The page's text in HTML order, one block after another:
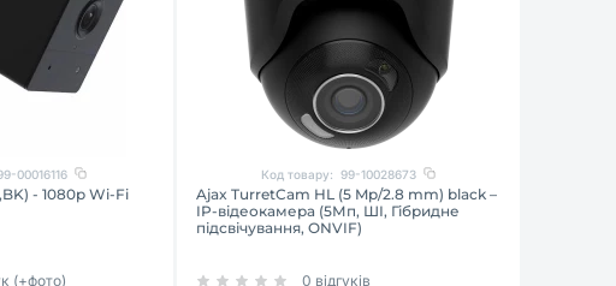
00016116
- 1080p Wi-Fi
(+фото)
Код товару: 99-10028673
Ajax TurretCam HL (5 Mp/2.8 mm) black –
IP-відеокамера (5Мп, ШІ, Гібридне
підсвічування, ONVIF)
0 відгуків